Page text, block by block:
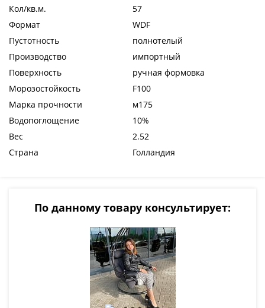
Кол/кв.м.
57
Формат
WDF
Пустотность
полнотелый
Производство
импортный
Поверхность
ручная формовка
Морозостойкость
F100
Марка прочности
м175
Водопоглощение
10%
Вес
2.52
Страна
Голландия
По данному товару консультирует: